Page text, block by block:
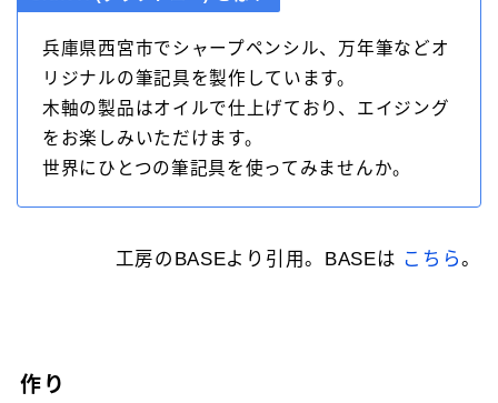
兵庫県西宮市でシャープペンシル、万年筆などオ
リジナルの筆記具を製作しています。
木軸の製品はオイルで仕上げており、エイジング
をお楽しみいただけます。
世界にひとつの筆記具を使ってみませんか。
工房のBASEより引用。BASEは こちら。
作り